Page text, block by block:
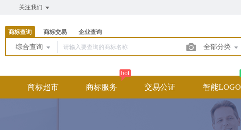
关注我们
商标查询 商标交易 企业查询
综合查询 全部分类
商标超市 商标服务
hot
交易公证 智能LOGO